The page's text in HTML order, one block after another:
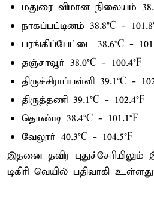
மதுரை விமான நிலையம்
நாகப்பட்டினம் 38.8°C -
பரங்கிப்பேட்டை 38.6°C -
தஞ்சாவூர் 38.0°C - 100.4°F
திருச்சிராப்பள்ளி 39.1°C -
திருத்தணி 39.1°C - 102.4°F
தொண்டி 38.4°C - 101.1°F
வேலூர் 40.3°C - 104.5°F
இதனை தவிர புதுச்சேரியிலும்
டிகிரி வெயில் பதிவாகி